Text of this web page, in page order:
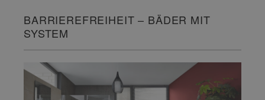
BARRIEREFREIHEIT – BÄDER MIT
SYSTEM